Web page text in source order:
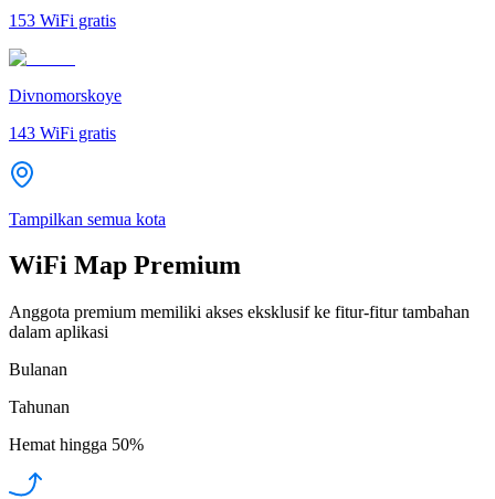
153 WiFi gratis
Divnomorskoye
143 WiFi gratis
Tampilkan semua kota
WiFi Map Premium
Anggota premium memiliki akses eksklusif ke fitur-fitur tambahan
dalam aplikasi
Bulanan
Tahunan
Hemat hingga 50%